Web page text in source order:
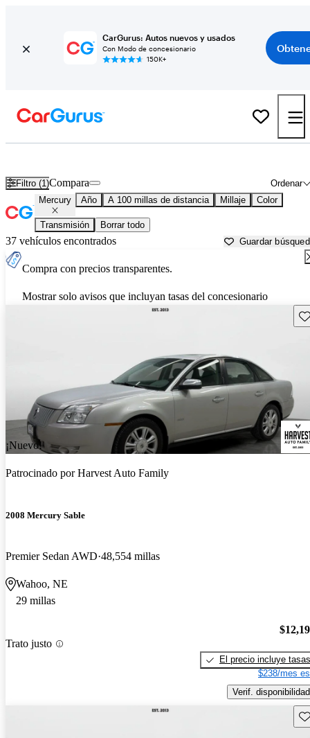
CarGurus: Autos nuevos y usados
Con Modo de concesionario
150K+
Filtro (1) Ordenar
Compara
Mercury Año A 100 millas de distancia Millaje Color
Transmisión Borrar todo
37 vehículos encontrados Guardar
Compra con precios transparentes.
Mostrar solo avisos que incluyan tasas del concesionario
¡Nuevo!
Patrocinado porHarvest Auto Family
2008 Mercury Sable
Premier Sedan AWD 48,554 millas
Wahoo, NE
29 millas
Trato justo
El precio incluye tasas
$238/mes
Verif. disponibilidad